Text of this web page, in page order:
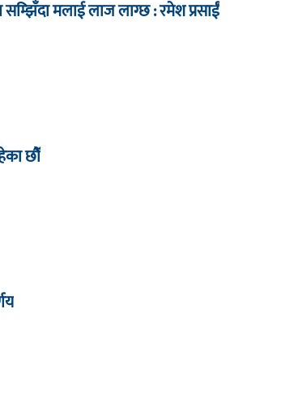
मलाई लाज लाग्छ : रमेश प्रसाईं
छौँ